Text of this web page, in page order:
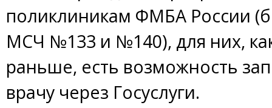
поликлиникам ФМБА России
МСЧ №133 и №140), для них,
раньше, есть возможность
врачу через Госуслуги.